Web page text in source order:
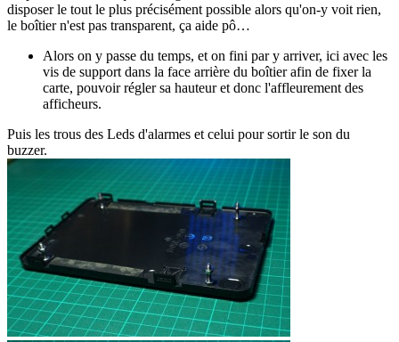
disposer le tout le plus précisément possible alors qu'on-y voit rien,
le boîtier n'est pas transparent, ça aide pô…
Alors on y passe du temps, et on fini par y arriver, ici avec les
vis de support dans la face arrière du boîtier afin de fixer la
carte, pouvoir régler sa hauteur et donc l'affleurement des
afficheurs.
Puis les trous des Leds d'alarmes et celui pour sortir le son du
buzzer.